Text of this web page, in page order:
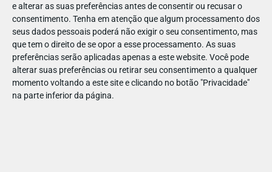
e alterar as suas preferências antes de consentir ou recusar o
consentimento. Tenha em atenção que algum processamento dos
seus dados pessoais poderá não exigir o seu consentimento, mas
que tem o direito de se opor a esse processamento. As suas
preferências serão aplicadas apenas a este website. Você pode
alterar suas preferências ou retirar seu consentimento a qualquer
momento voltando a este site e clicando no botão "Privacidade"
na parte inferior da página.
48191465162661